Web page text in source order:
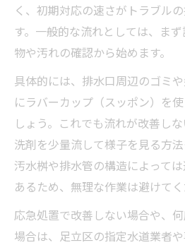
く、初期対応の速さがトラブル
す。一般的な流れとしては、ま
物や汚れの確認から始めます。
具体的には、排水口周辺のゴミ
にラバーカップ（スッポン）を
しょう。これでも流れが改善し
洗剤を少量流して様子を見る方法
汚水桝や排水管の構造によって
あるため、無理な作業は避けてく
応急処置で改善しない場合や、
場合は、足立区の指定水道業者